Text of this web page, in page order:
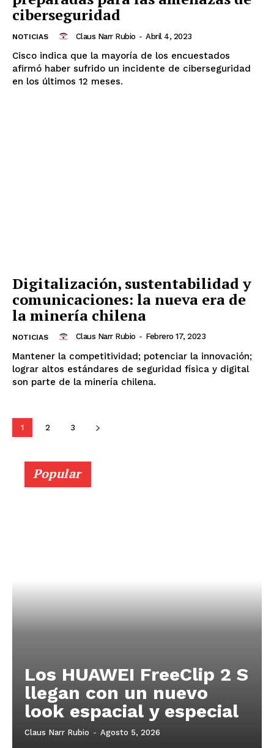
ciberseguridad
NOTICIAS Claus Narr Rubio - Abril 4, 2023
Cisco indica que la mayoría de los encuestados
afirmó haber sufrido un incidente de ciberseguridad
en los últimos 12 meses.
Digitalización, sustentabilidad y
comunicaciones: la nueva era de
la minería chilena
NOTICIAS Claus Narr Rubio - Febrero 17, 2023
Mantener la competitividad; potenciar la innovación;
lograr altos estándares de seguridad física y digital
son parte de la minería chilena.
1 2 3
Popular
Los HUAWEI FreeClip 2 S
llegan con un nuevo
look espacial y especial
Claus Narr Rubio - Agosto 5, 2026